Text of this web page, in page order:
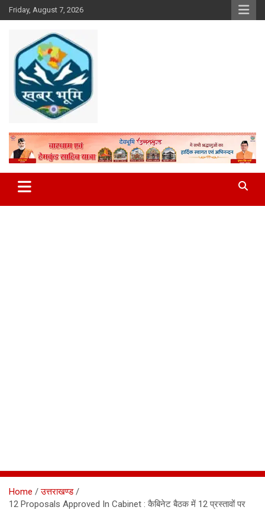
Skip
to
Friday, August 7, 2026
Khabar Bhumi
Home
उत्तराखण्ड
12 Proposals Approved In Cabinet : कैबिनेट बैठक में 12 प्रस्तावों पर